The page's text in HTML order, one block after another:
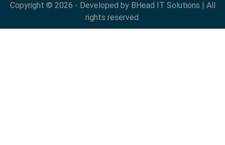
Copyright © 2026 - Developed by BHead IT Solutions | All
rights reserved.